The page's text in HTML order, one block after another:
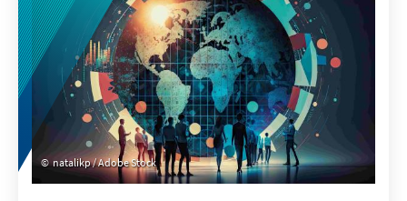
natalikp / Adobe Stock